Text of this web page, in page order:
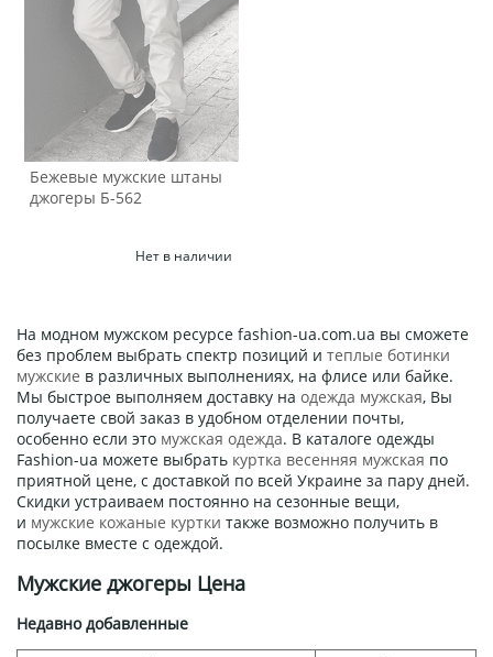
Бежевые мужские штаны
джогеры Б-562
Нет в наличии
На модном мужском ресурсе fashion-ua.com.ua вы сможете
без проблем выбрать спектр позиций и теплые ботинки
мужские в различных выполнениях, на флисе или байке.
Мы быстрое выполняем доставку на одежда мужская, Вы
получаете свой заказ в удобном отделении почты,
особенно если это мужская одежда. В каталоге одежды
Fashion-ua можете выбрать куртка весенняя мужская по
приятной цене, с доставкой по всей Украине за пару дней.
Скидки устраиваем постоянно на сезонные вещи,
и мужские кожаные куртки также возможно получить в
посылке вместе с одеждой.
Мужские джогеры Цена
Недавно добавленные